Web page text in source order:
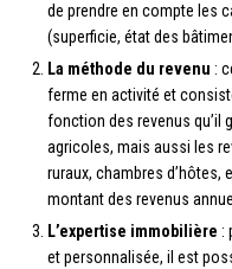
de prendre en compte les
(superficie, état des
La méthode du revenu :
ferme en activité et
fonction des revenus qu’il
agricoles, mais aussi les
ruraux, chambres d’hôtes,
montant des revenus
L’expertise immobilière :
et personnalisée, il est